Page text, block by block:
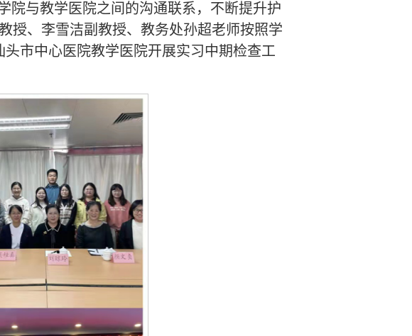
院与教学医院之间的沟通联系，不断提升护
授、李雪洁副教授、教务处孙超老师按照学
市中心医院教学医院开展实习中期检查工